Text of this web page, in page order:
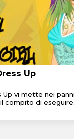
Up
Up vi mette nei
compito di